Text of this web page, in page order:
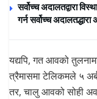
सर्वोच्च अदालतद्वारा
गर्न सर्वोच्च
यद्यपि, गत आवको
त्रैमासमा टेलिकमले ५
तर, चालु आवको सोही